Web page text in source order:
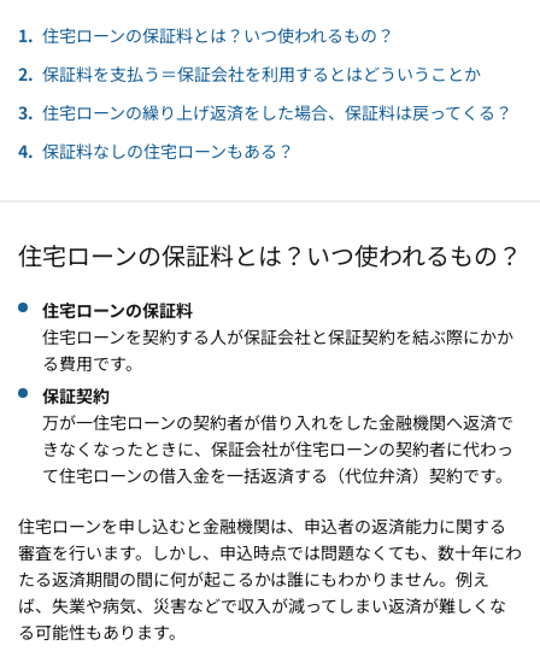
住宅ローンの保証料とは？いつ使われるもの？
保証料を支払う＝保証会社を利用するとはどういうことか
住宅ローンの繰り上げ返済をした場合、保証料は戻ってくる？
保証料なしの住宅ローンもある？
住宅ローンの保証料とは？いつ使われるもの？
住宅ローンの保証料
住宅ローンを契約する人が保証会社と保証契約を結ぶ際にかか
る費用です。
保証契約
万が一住宅ローンの契約者が借り入れをした金融機関へ返済で
きなくなったときに、保証会社が住宅ローンの契約者に代わっ
て住宅ローンの借入金を一括返済する（代位弁済）契約です。
住宅ローンを申し込むと金融機関は、申込者の返済能力に関する
審査を行います。しかし、申込時点では問題なくても、数十年にわ
たる返済期間の間に何が起こるかは誰にもわかりません。例え
ば、失業や病気、災害などで収入が減ってしまい返済が難しくな
る可能性もあります。